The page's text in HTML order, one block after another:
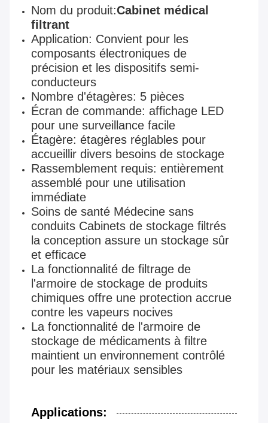
Nom du produit:Cabinet médical
filtrant
Application: Convient pour les
composants électroniques de
précision et les dispositifs semi-
conducteurs
Nombre d'étagères: 5 pièces
Écran de commande: affichage LED
pour une surveillance facile
Étagère: étagères réglables pour
accueillir divers besoins de stockage
Rassemblement requis: entièrement
assemblé pour une utilisation
immédiate
Soins de santé Médecine sans
conduits Cabinets de stockage filtrés
la conception assure un stockage sûr
et efficace
La fonctionnalité de filtrage de
l'armoire de stockage de produits
chimiques offre une protection accrue
contre les vapeurs nocives
La fonctionnalité de l'armoire de
stockage de médicaments à filtre
maintient un environnement contrôlé
pour les matériaux sensibles
Applications: